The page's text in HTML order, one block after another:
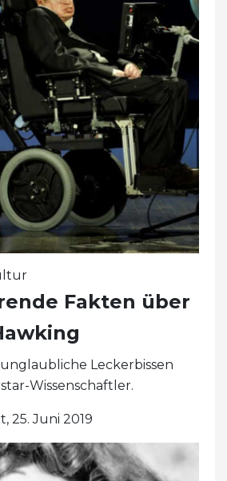
Fakten über
Leckerbissen
Wissenschaftler.
25. Juni 2019